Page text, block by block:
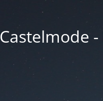
Castelmode